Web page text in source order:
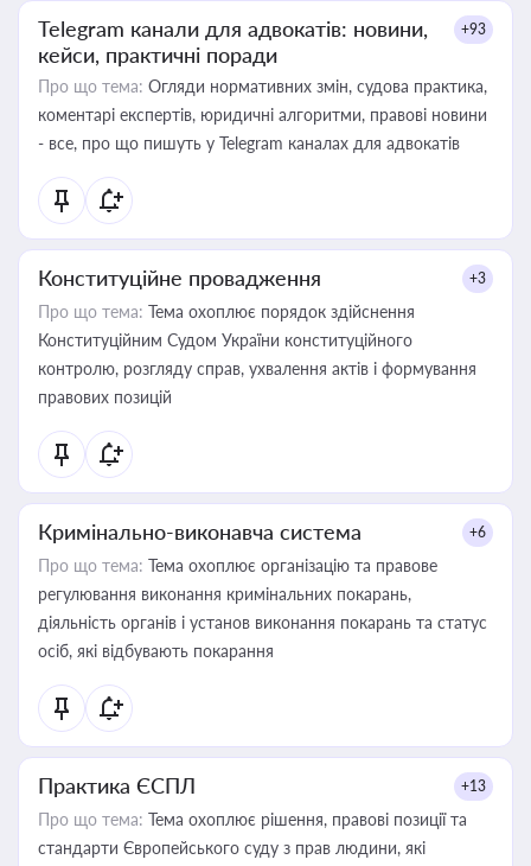
Telegram канали для адвокатів: новини,
кейси, практичні поради
+93
Про що тема: Огляди нормативних змін, судова практика,
коментарі експертів, юридичні алгоритми, правові новини
- все, про що пишуть у Telegram каналах для адвокатів
Конституційне провадження +3
Про що тема: Тема охоплює порядок здійснення
Конституційним Судом України конституційного
контролю, розгляду справ, ухвалення актів і формування
правових позицій
Кримінально-виконавча система +6
Про що тема: Тема охоплює організацію та правове
регулювання виконання кримінальних покарань,
діяльність органів і установ виконання покарань та статус
осіб, які відбувають покарання
Практика ЄСПЛ +13
Про що тема: Тема охоплює рішення, правові позиції та
стандарти Європейського суду з прав людини, які